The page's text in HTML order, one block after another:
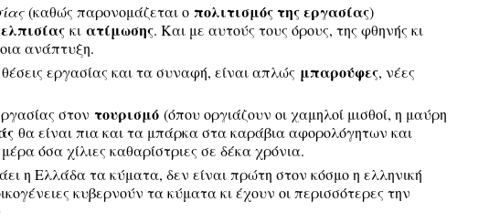
(καθώς παρονομάζεται ο πολιτισμός της εργασίας)
κι ατίμωσης. Και με αυτούς τους όρους, της φθηνής κι
ανάπτυξη.
εργασίας και τα συναφή, είναι απλώς μπαρούφες, νέες
στον τουρισμό(όπου οργιάζουν οι χαμηλοί μισθοί, η μαύρη
θα είναι πια και τα μπάρκα στα καράβια αφορολόγητων και
όσα χίλιες καθαρίστριες σε δέκα χρόνια.
η Ελλάδα τα κύματα, δεν είναι πρώτη στον κόσμο η ελληνική
κυβερνούν τα κύματα κι έχουν οι περισσότερες την